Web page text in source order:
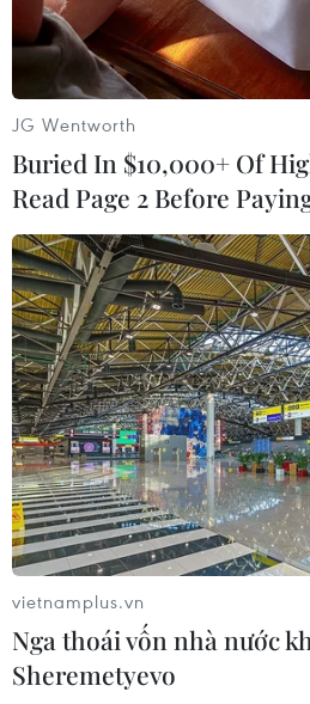
Thủ tướng Hy Lạp Alexis Tsipras
Yanis Varoufakis trong phiên
AFP/
AFP đưa tin, ngày 19/2, Mỹ
minh châu Âu (EU) và Hy
thỏa thuận cứu trợ tài
bối cảnh chương trình cứu
kiến sẽ hết hạn vào cuối
Phát biểu với báo giới, một
Tài chính Mỹ yêu cầu giấu
phủ Mỹ đang theo dõi chặt
JG Wentworth
Buried In $10,000+ Of
Read Page 2 Before
vietnamplus.vn
Nga thoái vốn nhà nước
Sheremetyevo